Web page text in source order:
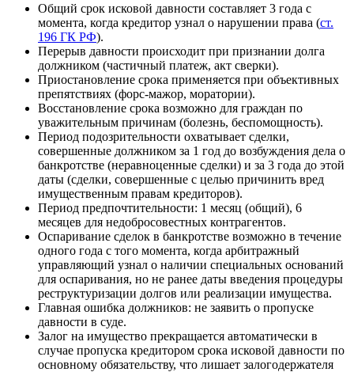
Общий срок исковой давности составляет 3 года с
момента, когда кредитор узнал о нарушении права (ст.
196 ГК РФ).
Перерыв давности происходит при признании долга
должником (частичный платеж, акт сверки).
Приостановление срока применяется при объективных
препятствиях (форс-мажор, моратории).
Восстановление срока возможно для граждан по
уважительным причинам (болезнь, беспомощность).
Период подозрительности охватывает сделки,
совершенные должником за 1 год до возбуждения дела о
банкротстве (неравноценные сделки) и за 3 года до этой
даты (сделки, совершенные с целью причинить вред
имущественным правам кредиторов).
Период предпочтительности: 1 месяц (общий), 6
месяцев для недобросовестных контрагентов.
Оспаривание сделок в банкротстве возможно в течение
одного года с того момента, когда арбитражный
управляющий узнал о наличии специальных оснований
для оспаривания, но не ранее даты введения процедуры
реструктуризации долгов или реализации имущества.
Главная ошибка должников: не заявить о пропуске
давности в суде.
Залог на имущество прекращается автоматически в
случае пропуска кредитором срока исковой давности по
основному обязательству, что лишает залогодержателя